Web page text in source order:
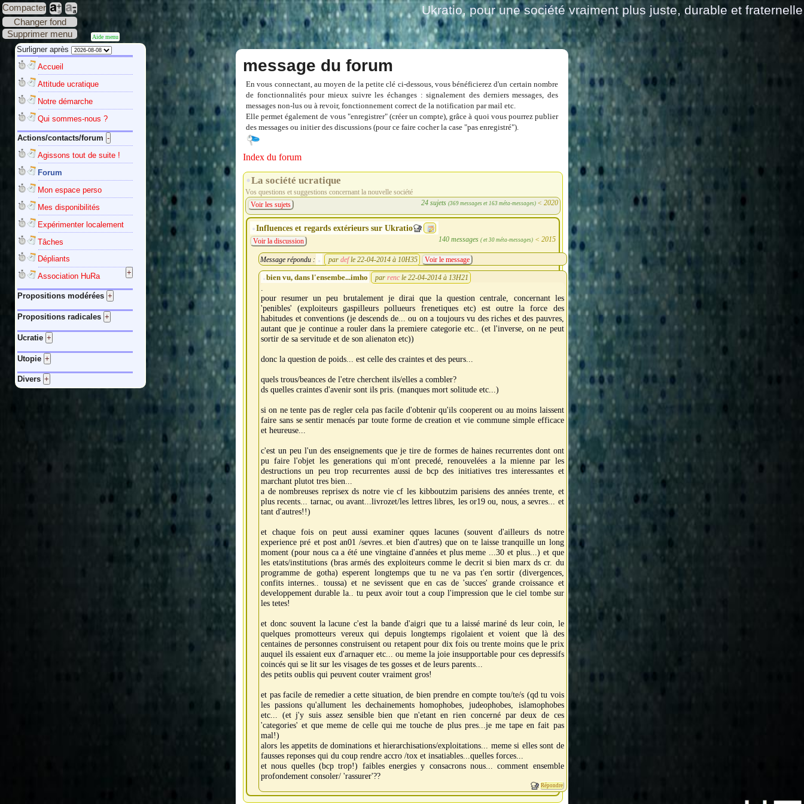
Compacter
Changer fond
Supprimer menu
Ukratio, pour une société vraiment plus juste, durable et fraternelle
Aide menu
Surligner après
Accueil
Attitude ucratique
Notre démarche
Qui sommes-nous ?
Actions/contacts/forum
Agissons tout de suite !
Forum
Mon espace perso
Mes disponibilités
Expérimenter localement
Tâches
Dépliants
Association HuRa
Propositions modérées
Propositions radicales
Ucratie
Utopie
Divers
message du forum
En vous connectant, au moyen de la petite clé ci-dessous, vous bénéficierez d'un certain nombre
de fonctionnalités pour mieux suivre les échanges : signalement des derniers messages, des
messages non-lus ou à revoir, fonctionnement correct de la notification par mail etc.
Elle permet également de vous "enregistrer" (créer un compte), grâce à quoi vous pourrez publier
des messages ou initier des discussions (pour ce faire cocher la case "pas enregistré").
Index du forum
La société ucratique
Vos questions et suggestions concernant la nouvelle société
24 sujets (369 messages et 163 méta-messages) < 2020
Voir les sujets
Influences et regards extérieurs sur Ukratio
140 messages ( et 30 méta-messages)< 2015
Voir la discussion
Message répondu : par def le 22-04-2014 à 10H35 Voir le message
bien vu, dans l'ensembe...imho par renc le 22-04-2014 à 13H21
pour resumer un peu brutalement je dirai que la question centrale, concernant les
'penibles' (exploiteurs gaspilleurs pollueurs frenetiques etc) est outre la force des
habitudes et conventions (je descends de... ou on a toujours vu des riches et des pauvres,
autant que je continue a rouler dans la premiere categorie etc.. (et l'inverse, on ne peut
sortir de sa servitude et de son alienaton etc))
donc la question de poids... est celle des craintes et des peurs...
quels trous/beances de l'etre cherchent ils/elles a combler?
ds quelles craintes d'avenir sont ils pris. (manques mort solitude etc...)
si on ne tente pas de regler cela pas facile d'obtenir qu'ils cooperent ou au moins laissent
faire sans se sentir menacés par toute forme de creation et vie commune simple efficace
et heureuse...
c'est un peu l'un des enseignements que je tire de formes de haines recurrentes dont ont
pu faire l'objet les generations qui m'ont precedé, renouvelées a la mienne par les
destructions un peu trop recurrentes aussi de bcp des initiatives tres interessantes et
marchant plutot tres bien...
a de nombreuses reprisex ds notre vie cf les kibboutzim parisiens des années trente, et
plus recents... tarnac, ou avant...livrozet/les lettres libres, les or19 ou, nous, a sevres... et
tant d'autres!!)
et chaque fois on peut aussi examiner qques lacunes (souvent d'ailleurs ds notre
experience pré et post an01 /sevres..et bien d'autres) que on te laisse tranquille un long
moment (pour nous ca a été une vingtaine d'années et plus meme ...30 et plus...) et que
les etats/institutions (bras armés des exploiteurs comme le decrit si bien marx ds cr. du
programme de gotha) esperent longtemps que tu ne va pas t'en sortir (divergences,
confits internes.. toussa) et ne sevissent que en cas de 'succes' grande croissance et
developpement durable la.. tu peux avoir tout a coup l'impression que le ciel tombe sur
les tetes!
et donc souvent la lacune c'est la bande d'aigri que tu a laissé mariné ds leur coin, le
quelques promotteurs vereux qui depuis longtemps rigolaient et voient que là des
centaines de personnes construisent ou retapent pour dix fois ou trente moins que le prix
auquel ils essaient eux d'arnaquer etc... ou meme la joie insupportable pour ces depressifs
coincés qui se lit sur les visages de tes gosses et de leurs parents...
des petits oublis qui peuvent couter vraiment gros!
et pas facile de remedier a cette situation, de bien prendre en compte tou/te/s (qd tu vois
les passions qu'allument les dechainements homophobes, judeophobes, islamophobes
etc... (et j'y suis assez sensible bien que n'etant en rien concerné par deux de ces
'categories' et que meme de celle qui me touche de plus pres...je me tape en fait pas
mal!)
alors les appetits de dominations et hierarchisations/exploitations... meme si elles sont de
fausses reponses qui du coup rendre accro /tox et insatiables...quelles forces...
et nous quelles (bcp trop!) faibles energies y consacrons nous... comment ensemble
profondement consoler/ 'rassurer'??
Répondre